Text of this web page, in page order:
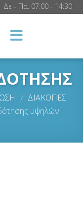
Δε - Πα. 07:00 - 14:30
/ ΔΙΑΚΟΠΕΣ
υψηλών